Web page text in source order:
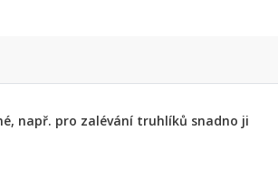
např. pro zalévání truhlíků snadno ji